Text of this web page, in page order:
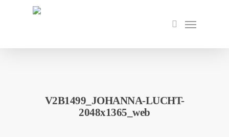
search
Menu
V2B1499_JOHANNA-LUCHT-
2048x1365_web